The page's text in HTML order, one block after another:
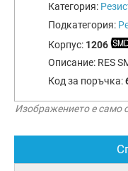
Категория:
Подкатегория:
Корпус: 1206
Описание: RES
Код за поръчка:
Изображението е само